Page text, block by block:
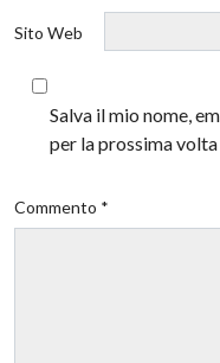
Sito Web
Salva il mio nome,
per la prossima volta
Commento *